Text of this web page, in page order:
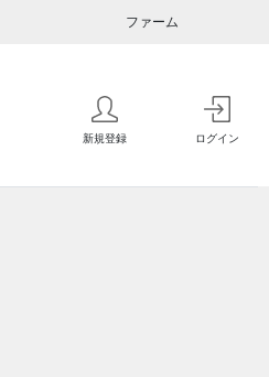
ファーム
新規登録 ログイン